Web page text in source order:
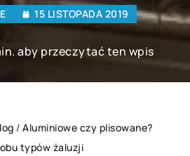
15 LISTOPADA 2019
aby przeczytać ten wpis
/ Aluminiowe czy plisowane?
typów żaluzji